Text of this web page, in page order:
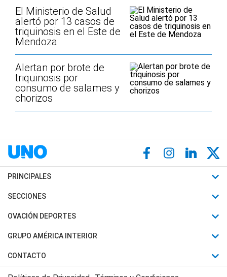
El Ministerio de Salud
alertó por 13 casos de
triquinosis en el Este de
Mendoza
Alertan por brote de
triquinosis por
consumo de salames y
chorizos
PRINCIPALES
Últimas Noticias
Política
Judiciales
SECCIONES
Horóscopo
Motores
Trucos caseros
OVACIÓN DEPORTES
Fútbol
Mundial
Automovilismo
GRUPO AMÉRICA INTERIOR
Canal 7 en Vivo
CONTACTO
Acerca de Nosotros